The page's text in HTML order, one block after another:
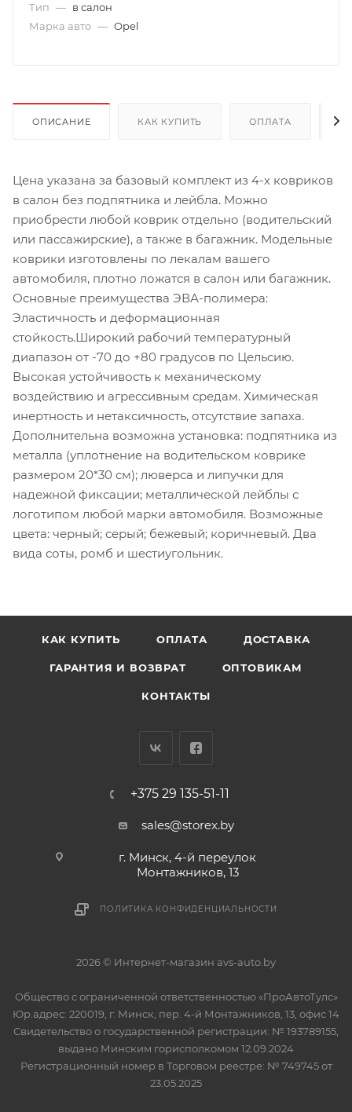
Тип — в салон
Марка авто — Opel
ОПИСАНИЕ КАК КУПИТЬ ОПЛАТА
Цена указана за базовый комплект из 4-х ковриков
в салон без подпятника и лейбла. Можно
приобрести любой коврик отдельно (водительский
или пассажирские), а также в багажник. Модельные
коврики изготовлены по лекалам вашего
автомобиля, плотно ложатся в салон или багажник.
Основные преимущества ЭВА-полимера:
Эластичность и деформационная
стойкость.Широкий рабочий температурный
диапазон от -70 до +80 градусов по Цельсию.
Высокая устойчивость к механическому
воздействию и агрессивным средам. Химическая
инертность и нетаксичность, отсутствие запаха.
Дополнительна возможна установка: подпятника из
металла (уплотнение на водительском коврике
размером 20*30 см); люверса и липучки для
надежной фиксации; металлической лейблы с
логотипом любой марки автомобиля. Возможные
цвета: черный; серый; бежевый; коричневый. Два
вида соты, ромб и шестиугольник.
КАК КУПИТЬ ОПЛАТА ДОСТАВКА
ГАРАНТИЯ И ВОЗВРАТ ОПТОВИКАМ
КОНТАКТЫ
+375 29 135-51-11
sales@storex.by
г. Минск, 4-й переулок
Монтажников, 13
ПОЛИТИКА КОНФИДЕНЦИАЛЬНОСТИ
2026 © Интернет-магазин avs-auto.by
Общество с ограниченной ответственностью «ПроАвтоТулс»
Юр.адрес: 220019, г. Минск, пер. 4-й Монтажников, 13, офис 14
Свидетельство о государственной регистрации: № 193789155,
выдано Минским горисполкомом 12.09.2024
Регистрационный номер в Торговом реестре: № 749745 от
23.05.2025